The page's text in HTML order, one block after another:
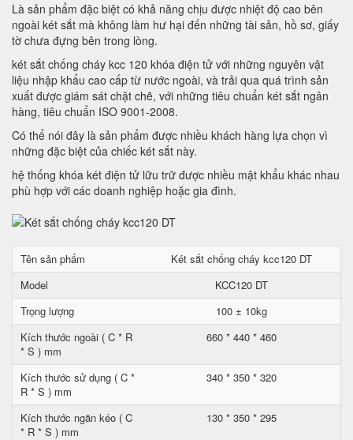
Là sản phẩm đặc biệt có khả năng chịu được nhiệt độ cao bên
ngoài két sắt mà không làm hư hại đến những tài sản, hồ sơ, giấy
tờ chưa đựng bên trong lòng.
két sắt chống cháy kcc 120 khóa điện tử với những nguyên vật
liệu nhập khẩu cao cấp từ nước ngoài, và trải qua quá trình sản
xuất được giám sát chặt chẽ, với những tiêu chuẩn két sắt ngân
hàng, tiêu chuẩn ISO 9001-2008.
Có thể nói đây là sản phẩm được nhiều khách hàng lựa chọn vì
những đặc biệt của chiếc két sắt này.
hệ thống khóa két điện tử lữu trữ được nhiều mật khẩu khác nhau
phù hợp với các doanh nghiệp hoặc gia đình.
Tên sản phẩm
Két sắt chống cháy kcc120 DT
Model
KCC120 DT
Trọng lượng
100 ± 10kg
Kích thước ngoài ( C * R
* S ) mm
660 * 440 * 460
Kích thước sử dụng ( C *
R * S ) mm
340 * 350 * 320
Kích thước ngăn kéo ( C
* R * S ) mm
130 * 350 * 295